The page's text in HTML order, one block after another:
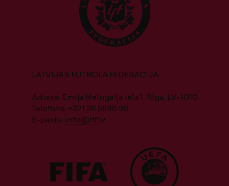
LATVIJAS FUTBOLA FEDERĀCIJA
Adrese: Emiļa Melngaiļa iela 1, Rīga, LV-1010
Telefons: +371 28 5598 98
E-pasts: info@lff.lv